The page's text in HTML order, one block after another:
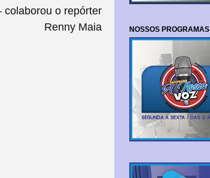
colaborou o repórter
Renny Maia
NOSSOS PROGRAMAS